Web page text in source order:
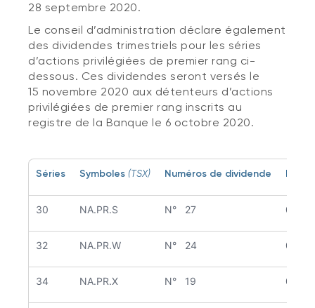
28 septembre 2020.
Le conseil d’administration déclare également
des dividendes trimestriels pour les séries
d’actions privilégiées de premier rang ci-
dessous. Ces dividendes seront versés le
15 novembre 2020 aux détenteurs d’actions
privilégiées de premier rang inscrits au
registre de la Banque le 6 octobre 2020.
Séries Symboles (TSX) Numéros de dividende
30 NA.PR.S N° 27
32 NA.PR.W N° 24
34 NA.PR.X N° 19 0,35